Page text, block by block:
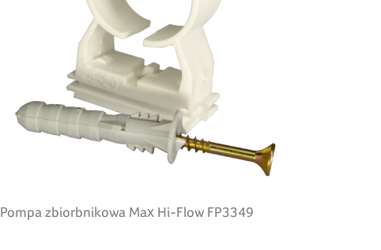
Pompa zbiorbnikowa Max Hi-Flow FP3349